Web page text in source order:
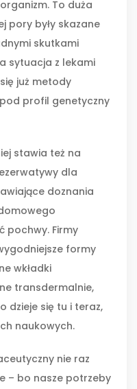
To duża
pory były skazane
skutkami
sytuacja z lekami
już metody
profil genetyczny
stawia też na
dla
doznania
pochwy. Firmy
formy
wkładki
transdermalnie,
dzieje się tu i teraz,
naukowych.
nie raz
– bo nasze potrzeby